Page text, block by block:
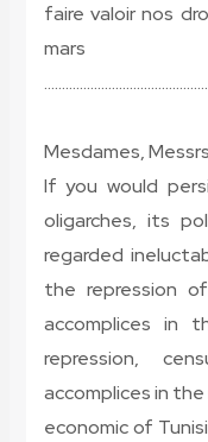
faire valoir nos
mars
Mesdames, Messrs
If you would
oligarches, its
regarded
the repression
accomplices in
repression,
accomplices in
economic of